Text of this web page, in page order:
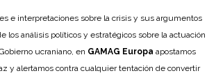
e interpretaciones sobre la crisis y sus argumentos
los análisis políticos y estratégicos sobre la actuación
ucraniano, en GAMAG Europa apostamos
y alertamos contra cualquier tentación de convertir